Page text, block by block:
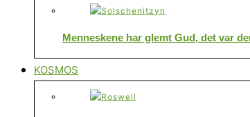
Menneskene har glemt Gud, det var
KOSMOS